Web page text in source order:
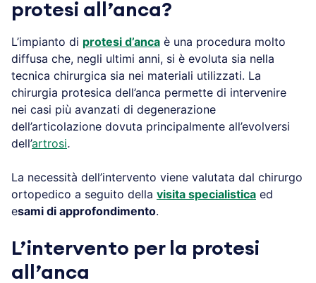
protesi all’anca?
L’impianto di protesi d’anca è una procedura molto
diffusa che, negli ultimi anni, si è evoluta sia nella
tecnica chirurgica sia nei materiali utilizzati. La
chirurgia protesica dell’anca permette di intervenire
nei casi più avanzati di degenerazione
dell’articolazione dovuta principalmente all’evolversi
dell’artrosi.
La necessità dell’intervento viene valutata dal chirurgo
ortopedico a seguito della visita specialistica ed
esami di approfondimento.
L’intervento per la protesi
all’anca